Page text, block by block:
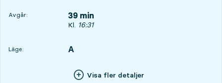
Avgår: 39 min
Avgår, Kl. 16:31, om 39 min
Kl. 16:31
Läge:
LÄGE, A
,
Visa fler detaljer